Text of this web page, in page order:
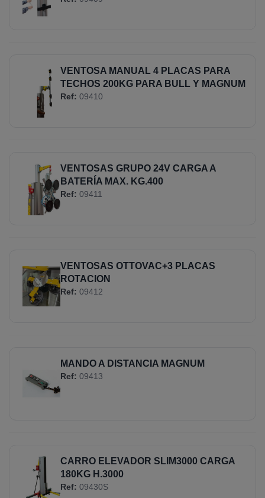
VENTOSA MANUAL 4 PLACAS PARA
TECHOS 200KG PARA BULL Y MAGNUM
Ref: 09410
VENTOSAS GRUPO 24V CARGA A
BATERÍA MAX. KG.400
Ref: 09411
VENTOSAS OTTOVAC+3 PLACAS
ROTACION
Ref: 09412
MANDO A DISTANCIA MAGNUM
Ref: 09413
CARRO ELEVADOR SLIM3000 CARGA
180KG H.3000
Ref: 09430S